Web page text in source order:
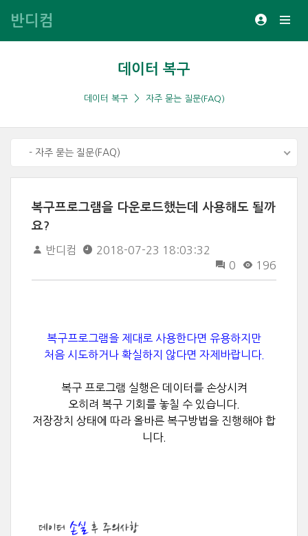
반디컴
데이터 복구
데이터 복구 자주 묻는 질문(FAQ)
- 자주 묻는 질문(FAQ)
복구프로그램을 다운로드했는데 사용해도 될까
요?
반디컴
2018-07-23 18:03:32
0
196
복구프로그램을 제대로 사용한다면 유용하지만
처음 시도하거나 확실하지 않다면 자제바랍니다.
복구 프로그램 실행은 데이터를 손상시켜
오히려 복구 기회를 놓칠 수 있습니다.
저장장치 상태에 따라 올바른 복구방법을 진행해야 합
니다.